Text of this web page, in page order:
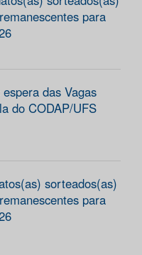
para
das Vagas
do CODAP/UFS
sorteados(as)
para